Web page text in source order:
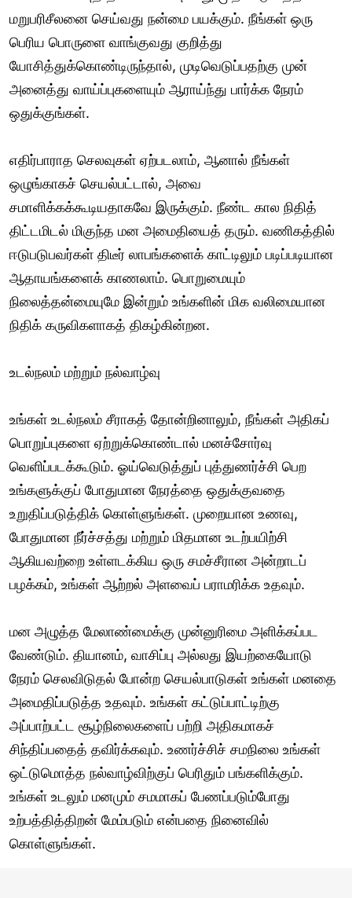
மறுபரிசீலனை செய்வது நன்மை பயக்கும். நீங்கள் ஒரு
பெரிய பொருளை வாங்குவது குறித்து
யோசித்துக்கொண்டிருந்தால், முடிவெடுப்பதற்கு முன்
அனைத்து வாய்ப்புகளையும் ஆராய்ந்து பார்க்க நேரம்
ஒதுக்குங்கள்.
எதிர்பாராத செலவுகள் ஏற்படலாம், ஆனால் நீங்கள்
ஒழுங்காகச் செயல்பட்டால், அவை
சமாளிக்கக்கூடியதாகவே இருக்கும். நீண்ட கால நிதித்
திட்டமிடல் மிகுந்த மன அமைதியைத் தரும். வணிகத்தில்
ஈடுபடுபவர்கள் திடீர் லாபங்களைக் காட்டிலும் படிப்படியான
ஆதாயங்களைக் காணலாம். பொறுமையும்
நிலைத்தன்மையுமே இன்றும் உங்களின் மிக வலிமையான
நிதிக் கருவிகளாகத் திகழ்கின்றன.
உடல்நலம் மற்றும் நல்வாழ்வு
உங்கள் உடல்நலம் சீராகத் தோன்றினாலும், நீங்கள் அதிகப்
பொறுப்புகளை ஏற்றுக்கொண்டால் மனச்சோர்வு
வெளிப்படக்கூடும். ஓய்வெடுத்துப் புத்துணர்ச்சி பெற
உங்களுக்குப் போதுமான நேரத்தை ஒதுக்குவதை
உறுதிப்படுத்திக் கொள்ளுங்கள். முறையான உணவு,
போதுமான நீர்ச்சத்து மற்றும் மிதமான உடற்பயிற்சி
ஆகியவற்றை உள்ளடக்கிய ஒரு சமச்சீரான அன்றாடப்
பழக்கம், உங்கள் ஆற்றல் அளவைப் பராமரிக்க உதவும்.
மன அழுத்த மேலாண்மைக்கு முன்னுரிமை அளிக்கப்பட
வேண்டும். தியானம், வாசிப்பு அல்லது இயற்கையோடு
நேரம் செலவிடுதல் போன்ற செயல்பாடுகள் உங்கள் மனதை
அமைதிப்படுத்த உதவும். உங்கள் கட்டுப்பாட்டிற்கு
அப்பாற்பட்ட சூழ்நிலைகளைப் பற்றி அதிகமாகச்
சிந்திப்பதைத் தவிர்க்கவும். உணர்ச்சிச் சமநிலை உங்கள்
ஒட்டுமொத்த நல்வாழ்விற்குப் பெரிதும் பங்களிக்கும்.
உங்கள் உடலும் மனமும் சமமாகப் பேணப்படும்போது
உற்பத்தித்திறன் மேம்படும் என்பதை நினைவில்
கொள்ளுங்கள்.